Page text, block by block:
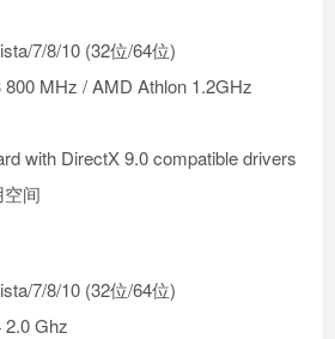
7/8/10 (32位/64位)
MHz / AMD Athlon 1.2GHz
with DirectX 9.0 compatible drivers
间
7/8/10 (32位/64位)
2.0 Ghz